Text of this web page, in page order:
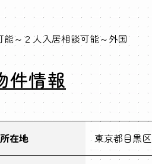
～２人入居相談可能～外国
件情報
所在地 東京都目黒